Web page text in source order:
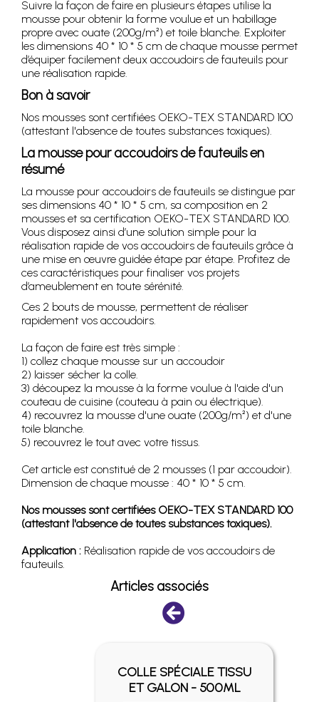
Suivre la façon de faire en plusieurs étapes utilise la
mousse pour obtenir la forme voulue et un habillage
propre avec ouate (200g/m²) et toile blanche. Exploiter
les dimensions 40 * 10 * 5 cm de chaque mousse permet
d’équiper facilement deux accoudoirs de fauteuils pour
une réalisation rapide.
Bon à savoir
Nos mousses sont certifiées OEKO-TEX STANDARD 100
(attestant l'absence de toutes substances toxiques).
La mousse pour accoudoirs de fauteuils en
résumé
La mousse pour accoudoirs de fauteuils se distingue par
ses dimensions 40 * 10 * 5 cm, sa composition en 2
mousses et sa certification OEKO-TEX STANDARD 100.
Vous disposez ainsi d’une solution simple pour la
réalisation rapide de vos accoudoirs de fauteuils grâce à
une mise en œuvre guidée étape par étape. Profitez de
ces caractéristiques pour finaliser vos projets
d’ameublement en toute sérénité.
Ces 2 bouts de mousse, permettent de réaliser
rapidement vos accoudoirs.
La façon de faire est très simple :
1) collez chaque mousse sur un accoudoir
2) laisser sécher la colle.
3) découpez la mousse à la forme voulue à l'aide d'un
couteau de cuisine (couteau à pain ou électrique).
4) recouvrez la mousse d'une ouate (200g/m²) et d'une
toile blanche.
5) recouvrez le tout avec votre tissus.
Cet article est constitué de 2 mousses (1 par accoudoir).
Dimension de chaque mousse : 40 * 10 * 5 cm.
Nos mousses sont certifiées OEKO-TEX STANDARD 100
(attestant l'absence de toutes substances toxiques).
Application : Réalisation rapide de vos accoudoirs de
fauteuils.
Articles associés
COLLE SPÉCIALE TISSU
ET GALON - 500ML